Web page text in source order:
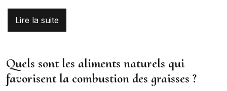
Lire la suite
Quels sont les aliments naturels qui
favorisent la combustion des graisses ?